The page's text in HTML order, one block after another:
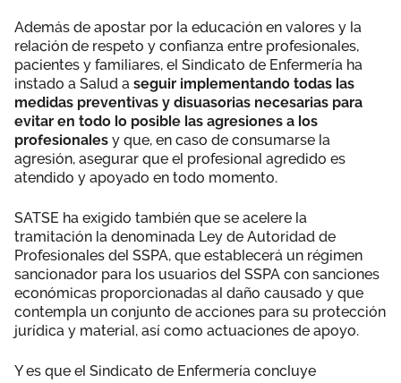
Además de apostar por la educación en valores y la
relación de respeto y confianza entre profesionales,
pacientes y familiares, el Sindicato de Enfermería ha
instado a Salud a seguir implementando todas las
medidas preventivas y disuasorias necesarias para
evitar en todo lo posible las agresiones a los
profesionales y que, en caso de consumarse la
agresión, asegurar que el profesional agredido es
atendido y apoyado en todo momento.
SATSE ha exigido también que se acelere la
tramitación la denominada Ley de Autoridad de
Profesionales del SSPA, que establecerá un régimen
sancionador para los usuarios del SSPA con sanciones
económicas proporcionadas al daño causado y que
contempla un conjunto de acciones para su protección
jurídica y material, así como actuaciones de apoyo.
Y es que el Sindicato de Enfermería concluye